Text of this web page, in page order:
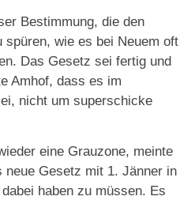
Bestimmung, die den
wie es bei Neuem oft
Das Gesetz sei fertig und
Amhof, dass es im
nicht um superschicke
eine Grauzone, meinte
neue Gesetz mit 1. Jänner in
haben zu müssen. Es